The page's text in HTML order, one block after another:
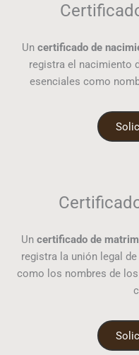
Un certificado de
registra el nacimiento
esenciales como
Un certificado de
registra la unión legal
como los nombres de